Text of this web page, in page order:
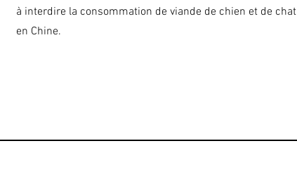
à interdire la consommation de viande de chien et de chat
en Chine.